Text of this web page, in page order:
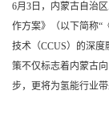
6月3日，内蒙古自治
作方案》（以下简称“
技术（CCUS）的深
策不仅标志着内蒙古
步，更将为氢能行业